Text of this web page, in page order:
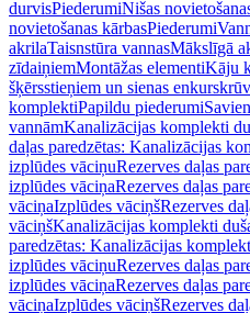
durvisPiederumiNišas
novietošanas kārbasPiederumi
akrilaTaisnstūra vannasMākslīgā
zīdaiņiemMontāžas elementiKāju
šķērsstieņiem un sienas
komplektiPapildu piederumi
vannāmKanalizācijas komplekti
daļas paredzētas: Kanalizācijas
izplūdes vāciņuRezerves daļas
izplūdes vāciņaRezerves daļas
vāciņaIzplūdes vāciņšRezerves
vāciņšKanalizācijas komplekti
paredzētas: Kanalizācijas
izplūdes vāciņuRezerves daļas
izplūdes vāciņaRezerves daļas
vāciņaIzplūdes vāciņšRezerves